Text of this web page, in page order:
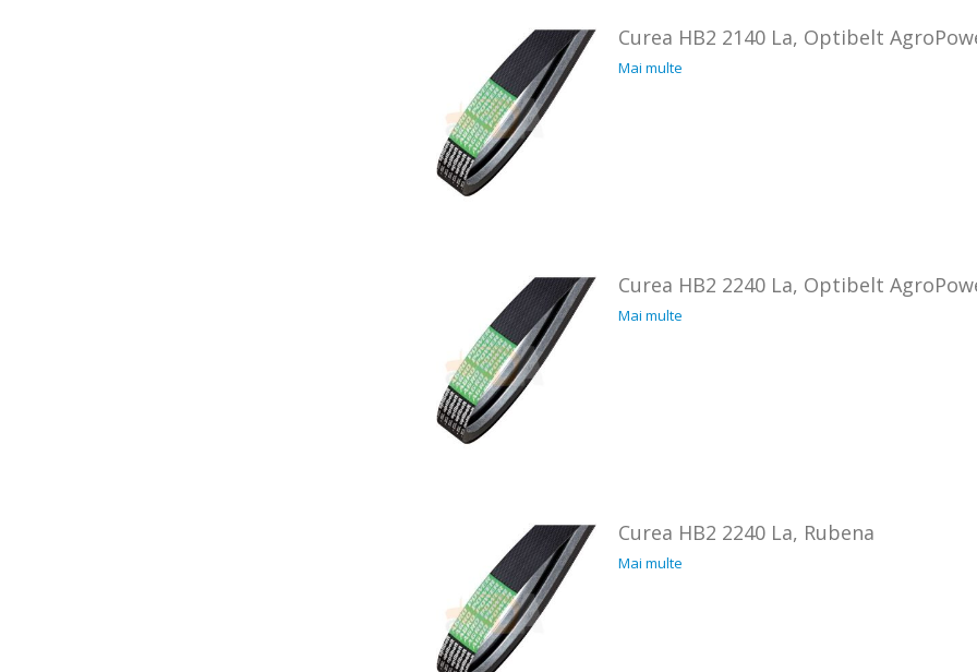
Curea HB2 2140 La, Optibelt
Mai multe
Curea HB2 2240 La, Optibelt
Mai multe
Curea HB2 2240 La, Rubena
Mai multe